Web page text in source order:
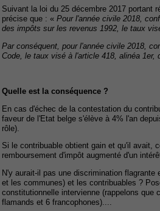
Suivant la loi du 25 décembre 2017 portant
précise que : « Pour l'année civile 2018,
des impôts sur les revenus 1992, le taux
Par conséquent, pour l'année civile 2018,
Code, le taux visé à l'article 418, alinéa 1er,
Quelle est la conséquence ?
En cas d'échec de la contestation du
faveur de l'Etat belge s'élève à 4% l'an
rôle).
Si le contribuable obtient gain et qu'il avait,
remboursement d'impôt augmenté d'un
N'y aurait-il pas une discrimination
et les communes) et les contribuables ?
constitutionnelle intervienne (rappelons que
flamands et 6 francophones)....